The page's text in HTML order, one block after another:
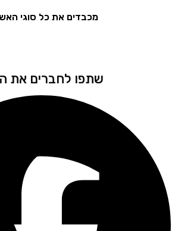
מכבדים את כל סוגי האשראי
שתפו לחברים את הדף!